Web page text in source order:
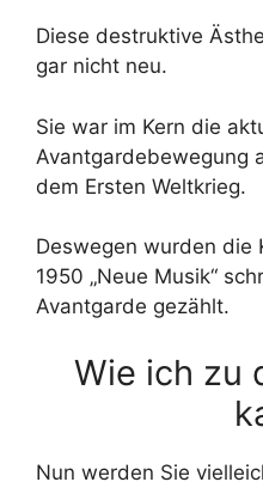
Diese destruktive
gar nicht neu.
Sie war im Kern die
Avantgardebewegung
dem Ersten Weltkrieg.
Deswegen wurden die
1950 „Neue Musik“
Avantgarde gezählt.
Wie ich zu
Nun werden Sie